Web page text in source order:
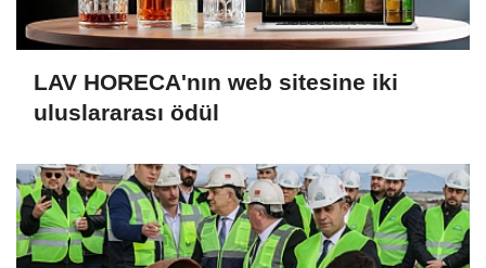
LAV HORECA'nın web sitesine iki
uluslararası ödül